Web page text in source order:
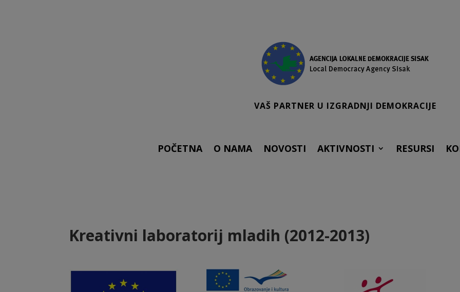
VAŠ PARTNER U IZGRADNJI DEMOKRACIJE
POČETNA O NAMA NOVOSTI AKTIVNOSTI RESURSI
Kreativni laboratorij mladih (2012-2013)